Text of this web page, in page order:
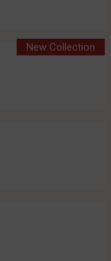
New Collection